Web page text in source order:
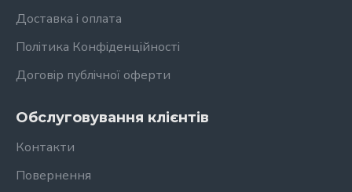
Доставка і оплата
Політика Конфіденційності
Договір публічної оферти
Обслуговування клієнтів
Контакти
Повернення